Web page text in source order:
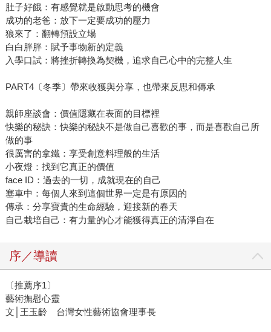
肚子好餓：有感覺就是啟動思考的機會
成功的老爸：放下一定要成功的壓力
狼來了：翻轉預設立場
白白胖胖：賦予事物新的定義
入學口試：將挫折轉換為契機，追求自己心中的完整人生
PART4〔冬季〕帶來收獲與分享，也帶來反思和傳承
親師座談會：價值隱藏在表面的目標裡
快樂的秘訣：快樂的秘訣不是做自己喜歡的事，而是喜歡自己所
做的事
很厲害的拿鐵：享受創意料理般的生活
小夜燈：找到它真正的價值
face ID：過去的一切，成就現在的自己
塞車中：每個人來到這個世界一定是有原因的
傳承：分享寶貴的生命經驗，迎接新的春天
自己栽培自己：有力量的心才能獲得真正的清淨自在
序／導讀
〔推薦序1〕
藝術撫慰心靈
文│王玉齡 台灣女性藝術協會理事長